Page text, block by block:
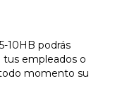
10HB podrás
empleados o
momento su